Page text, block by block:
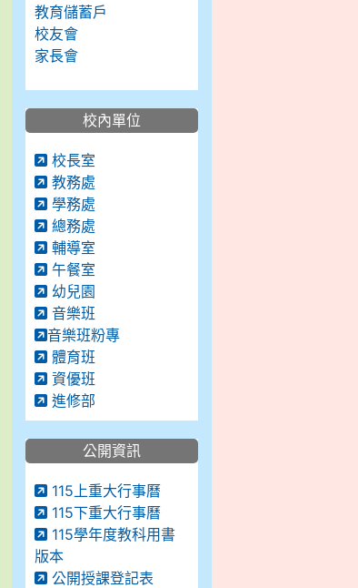
教育儲蓄戶
校友會
家長會
校內單位
校長室
教務處
學務處
總務處
輔導室
午餐室
幼兒園
音樂班
音樂班粉專
體育班
資優班
進修部
公開資訊
115上重大行事曆
115下重大行事曆
115學年度教科用書
版本
公開授課登記表